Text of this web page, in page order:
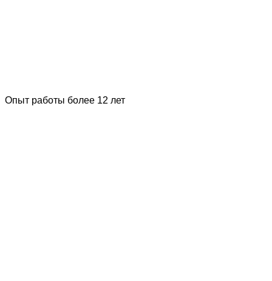
Опыт работы более 12 лет